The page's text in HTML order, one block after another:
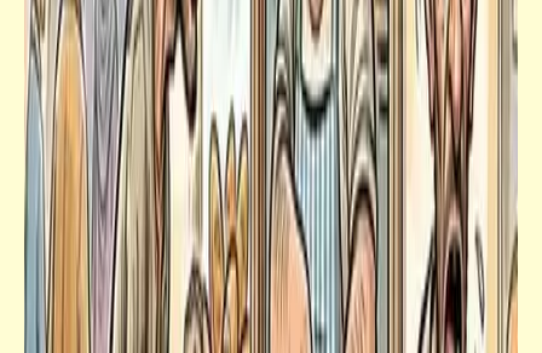
فيدراديو
الفنان الأردني "موسى حجازين" في مشهد من
مسرحيّة "مواطن حسب الطلب" | كلنا في الهم
عرب